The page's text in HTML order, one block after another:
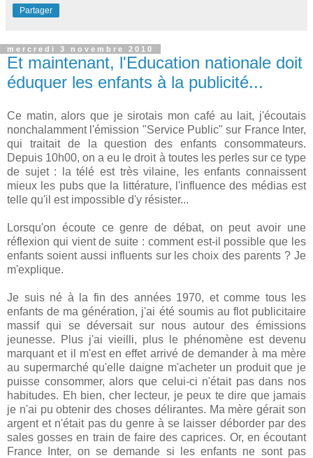
Partager
mercredi 3 novembre 2010
Et maintenant, l'Education nationale doit
éduquer les enfants à la publicité...
Ce matin, alors que je sirotais mon café au lait, j'écoutais
nonchalamment l'émission "Service Public" sur France Inter,
qui traitait de la question des enfants consommateurs.
Depuis 10h00, on a eu le droit à toutes les perles sur ce type
de sujet : la télé est très vilaine, les enfants connaissent
mieux les pubs que la littérature, l'influence des médias est
telle qu'il est impossible d'y résister...
Lorsqu'on écoute ce genre de débat, on peut avoir une
réflexion qui vient de suite : comment est-il possible que les
enfants soient aussi influents sur les choix des parents ? Je
m'explique.
Je suis né à la fin des années 1970, et comme tous les
enfants de ma génération, j'ai été soumis au flot publicitaire
massif qui se déversait sur nous autour des émissions
jeunesse. Plus j'ai vieilli, plus le phénomène est devenu
marquant et il m'est en effet arrivé de demander à ma mère
au supermarché qu'elle daigne m'acheter un produit que je
puisse consommer, alors que celui-ci n'était pas dans nos
habitudes. Eh bien, cher lecteur, je peux te dire que jamais
je n'ai pu obtenir des choses délirantes. Ma mère gérait son
argent et n'était pas du genre à se laisser déborder par des
sales gosses en train de faire des caprices. Or, en écoutant
France Inter, on se demande si les enfants ne sont pas